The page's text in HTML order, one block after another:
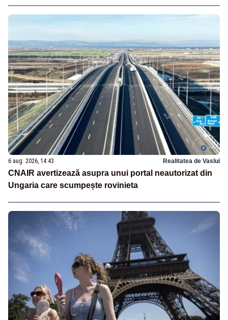
6 aug. 2026, 14:43 Realitatea de Vaslui
CNAIR avertizează asupra unui portal neautorizat din
Ungaria care scumpește rovinieta